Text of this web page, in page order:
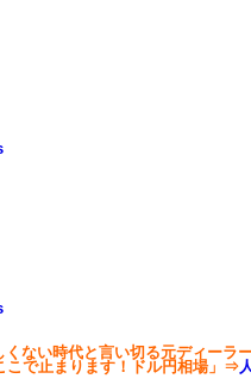
ない時代と言い切る元ディーラ
こで止まります！ドル円相場」⇒